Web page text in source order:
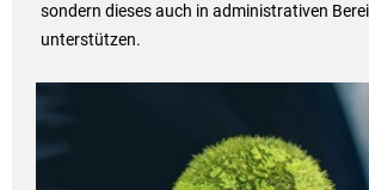
sondern dieses auch in administrativen
unterstützen.